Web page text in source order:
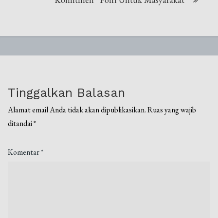
Tinggalkan Balasan
Alamat email Anda tidak akan dipublikasikan. Ruas yang wajib
ditandai*
Komentar*